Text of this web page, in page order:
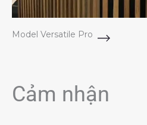
Model Versatile Pro
Cảm nhận